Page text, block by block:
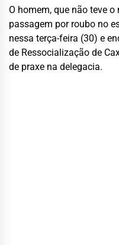
O homem, que não teve
passagem por roubo no
nessa terça-feira (30) e
de Ressocialização de
de praxe na delegacia.